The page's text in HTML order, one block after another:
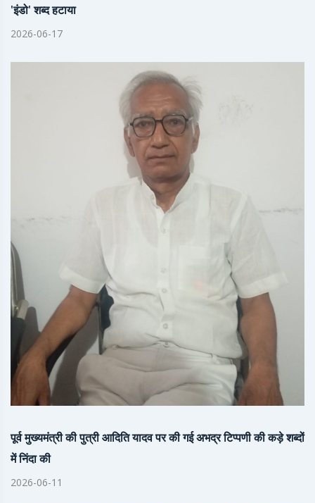
'इंडो' शब्द हटाया
2026-06-17
पूर्व मुख्यमंत्री की पुत्री आदिति यादव पर की गई अभद्र टिप्पणी की कड़े शब्दों
में निंदा की
2026-06-11